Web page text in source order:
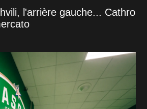
l'arrière gauche... Cathro